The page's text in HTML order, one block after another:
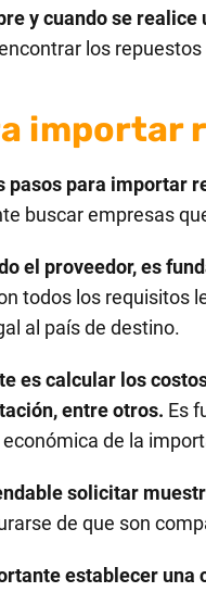
y cuando se
los
importar
pasos para importar
buscar empresas
el proveedor, es
todos los requisitos
al país de destino.
es calcular los
entre otros. Es
de la
solicitar
de que son
establecer